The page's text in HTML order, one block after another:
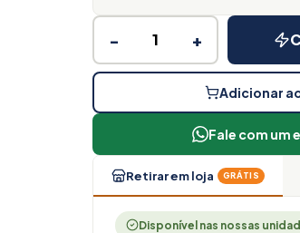
− +
Adicionar
Fale com um
Retirar em loja GRÁTIS
Disponível nas nossas